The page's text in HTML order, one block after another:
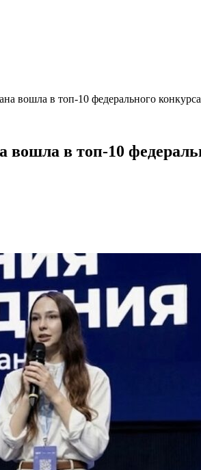
вошла в топ-10 федерального
вошла в топ-10